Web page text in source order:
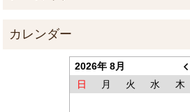
2026年 8月
日
月 火 水 木